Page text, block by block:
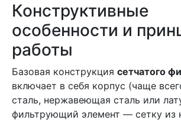
Конструктивные
особенности и
работы
Базовая конструкция сетчатого
включает в себя корпус (чаще
сталь, нержавеющая сталь или
фильтрующий элемент — сетку из